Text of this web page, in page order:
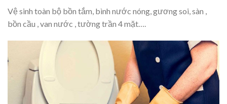
Vệ sinh toàn bộ bồn tắm, bình nước nóng, gương soi, sàn ,
bồn cầu , van nước , tường trần 4 mặt….